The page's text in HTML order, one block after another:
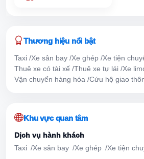
Thương hiệu nổi bật
Taxi Xe sân bay Xe ghép Xe tiện
Thuê xe có tài xế Thuê xe tự lái Xe
Vận chuyển hàng hóa Cứu hộ giao
Khu vực quan tâm
Dịch vụ hành khách
Taxi
Xe sân bay Xe ghép Xe tiện